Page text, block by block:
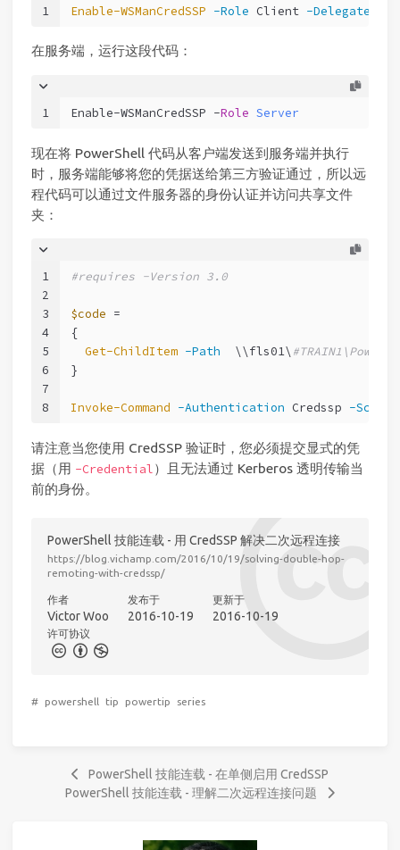
1 Enable-WSManCredSSP -Role Client -
在服务端，运行这段代码：
1 Enable-WSManCredSSP -Role Server
现在将 PowerShell 代码从客户端发送到服务端并执行
时，服务端能够将您的凭据送给第三方验证通过，所以远
程代码可以通过文件服务器的身份认证并访问共享文件
夹：
1
2
3
4
5
6
7
8
#requires -Version 3.0
$code =
{
Get-ChildItem -Path
  \\fls01\
}
Invoke-Command -Authentication Credssp -
请注意当您使用 CredSSP 验证时，您必须提交显式的凭
据（用 -Credential）且无法通过 Kerberos 透明传输当
前的身份。
PowerShell 技能连载 - 用 CredSSP 解决二次远程连接
https://blog.vichamp.com/2016/10/19/solving-double-hop-
remoting-with-credssp/
作者
Victor Woo
发布于
2016-10-19
更新于
2016-10-19
许可协议
# powershell tip powertip series
PowerShell 技能连载 - 在单侧启用 CredSSP
PowerShell 技能连载 - 理解二次远程连接问题